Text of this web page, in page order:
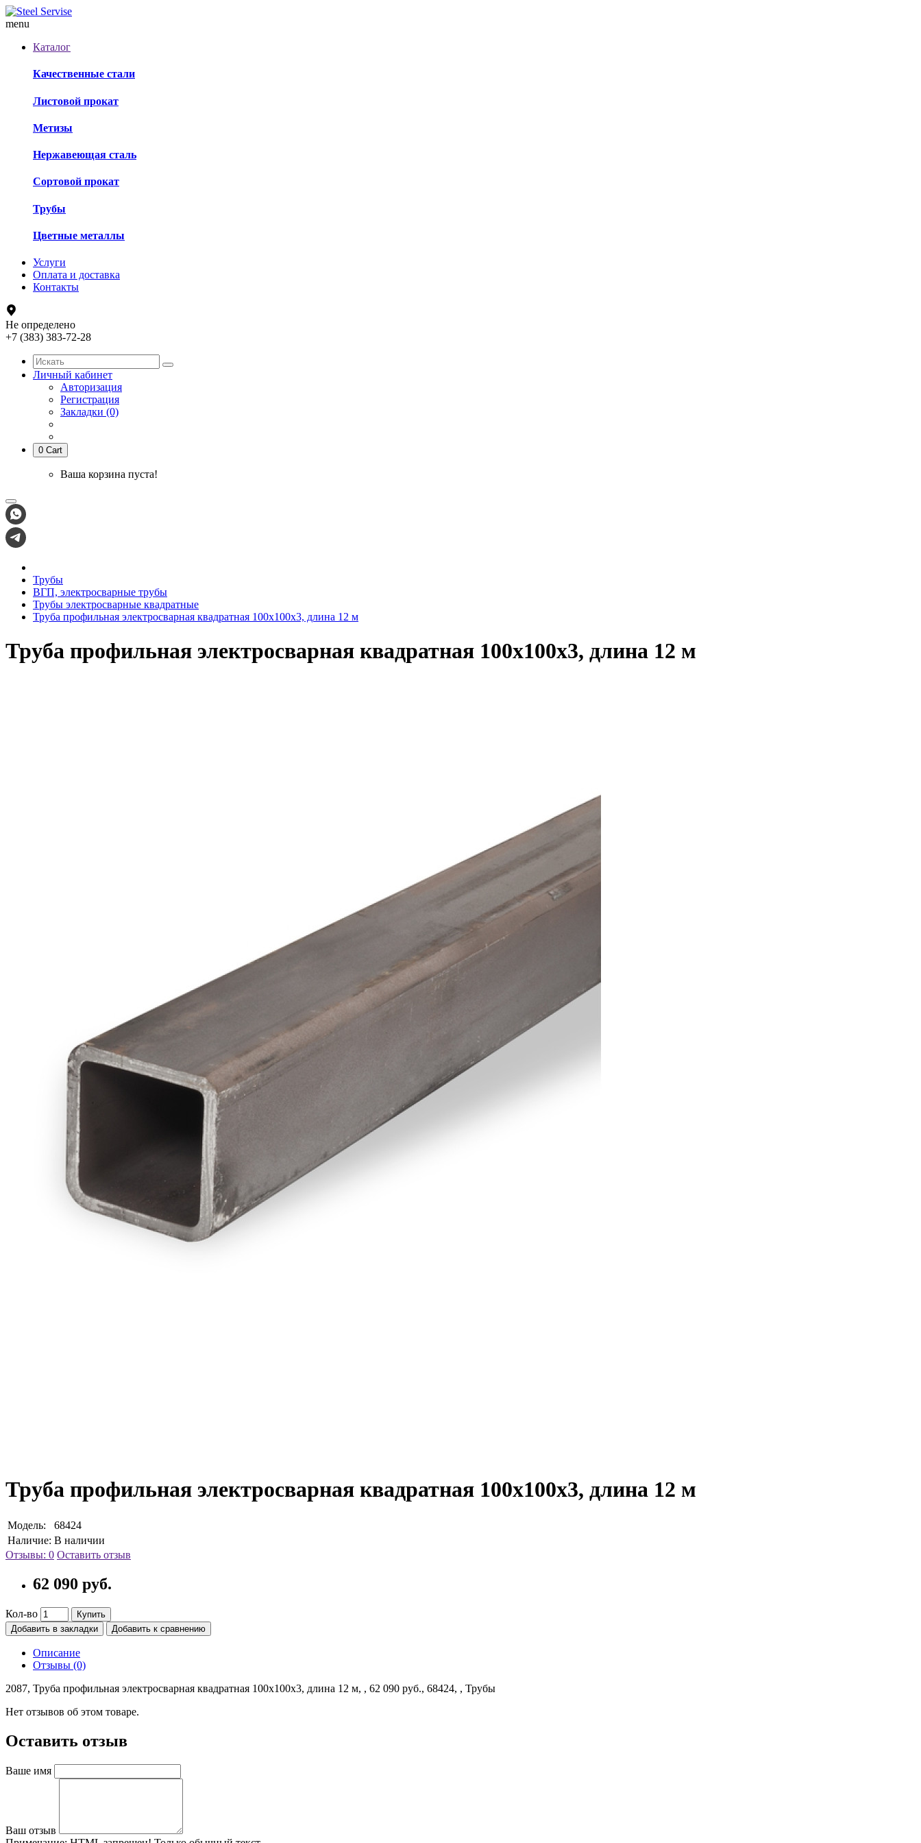
menu
Каталог
Качественные стали
Листовой прокат
Метизы
Нержавеющая сталь
Сортовой прокат
Трубы
Цветные металлы
Услуги
Оплата и доставка
Контакты
Не определено
+7 (383) 383-72-28
Личный кабинет
Авторизация
Регистрация
Закладки (0)
0 Cart
Ваша корзина пуста!
Трубы
ВГП, электросварные трубы
Трубы электросварные квадратные
Труба профильная электросварная квадратная 100х100х3, длина 12 м
Труба профильная электросварная квадратная 100х100х3, длина 12 м
Труба профильная электросварная квадратная 100х100х3, длина 12 м
Модель:
68424
Наличие: В наличии
Отзывы: 0 Оставить отзыв
62 090 руб.
Кол-во
Купить
Добавить в закладки
Добавить к сравнению
Описание
Отзывы (0)
2087, Труба профильная электросварная квадратная 100х100х3, длина 12 м, , 62 090 руб., 68424, , Трубы
Нет отзывов об этом товаре.
Оставить отзыв
Ваше имя
Ваш отзыв